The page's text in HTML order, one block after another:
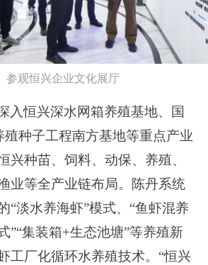
参观恒兴企业文化展厅
入恒兴深水网箱养殖基地、国
殖种子工程南方基地等重点产业
兴种苗、饲料、动保、养殖、
业等全产业链布局。陈丹系统
“淡水养海虾”模式、“鱼虾混养
”“集装箱+生态池塘”等养殖新
工厂化循环水养殖技术。“恒兴